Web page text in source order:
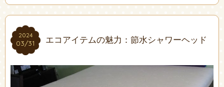
2024
03/31
2024
03/31 エコアイテムの魅力：節水シャワーヘッド